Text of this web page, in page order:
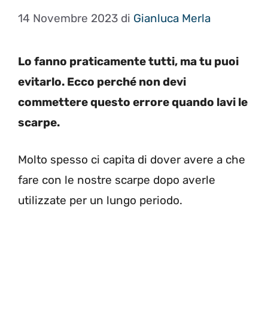
14 Novembre 2023 di Gianluca Merla
Lo fanno praticamente tutti, ma tu puoi
evitarlo. Ecco perché non devi
commettere questo errore quando lavi le
scarpe.
Molto spesso ci capita di dover avere a che
fare con le nostre scarpe dopo averle
utilizzate per un lungo periodo.